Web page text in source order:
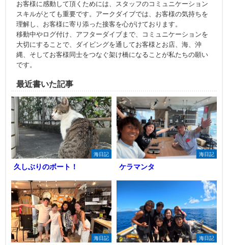
お客様に感動して頂くためには、スタッフのコミュニケーション
スキルがとても重要です。アークダイブでは、お客様の気持ちを
理解し、お客様に寄り添った接客を心がけております。
移動中やログ付け、アフターダイブまで、コミュニケーションを
大切にすることで、ダイビングを通してお客様とお店、海、沖
縄、そしてお客様同士をつなぐ架け橋になることが私たちの願い
です。
最近書いた記事
海日記
久しぶりのボート！
海日記
ケラマンタ
海日記 海日記